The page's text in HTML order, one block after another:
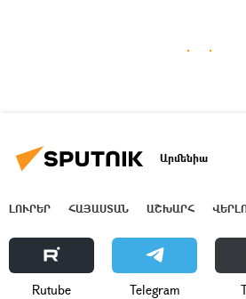
Արմենիա
ԼՈՒՐԵՐ ՀԱՅԱՍՏԱՆ ԱՇԽԱՐՀ
Rutube Telegram